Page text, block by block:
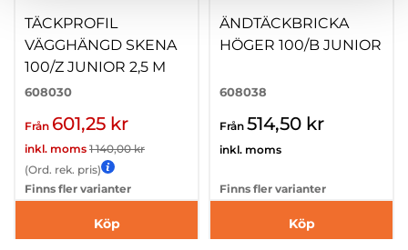
TÄCKPROFIL
VÄGGHÄNGD SKENA
100/Z JUNIOR 2,5 M
608030
Från 601,25 kr
inkl. moms 1 140,00 kr
(Ord. rek. pris)
Finns fler varianter
Köp
ÄNDTÄCKBRICKA
HÖGER 100/B JUNIOR
608038
Från 514,50 kr
inkl. moms
Finns fler varianter
Köp